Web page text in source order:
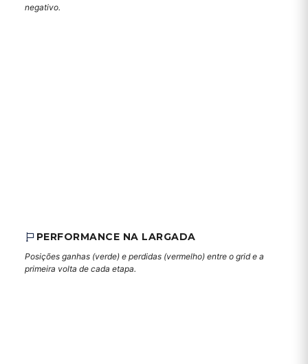
negativo.
PERFORMANCE NA LARGADA
Posições ganhas (verde) e perdidas (vermelho) entre o grid e a
primeira volta de cada etapa.